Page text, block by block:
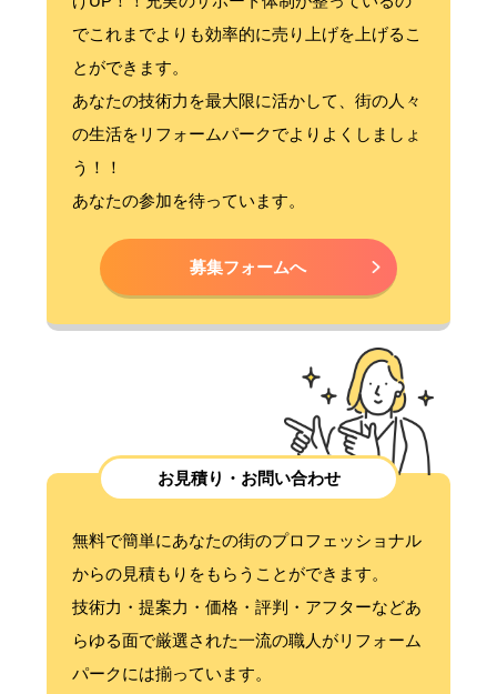
でこれまでよりも効率的に売り上げを上げるこ
とができます。
あなたの技術力を最大限に活かして、街の人々
の生活をリフォームパークでよりよくしましょ
う！！
あなたの参加を待っています。
募集フォームへ
お見積り・お問い合わせ
無料で簡単にあなたの街のプロフェッショナル
からの見積もりをもらうことができます。
技術力・提案力・価格・評判・アフターなどあ
らゆる面で厳選された一流の職人がリフォーム
パークには揃っています。